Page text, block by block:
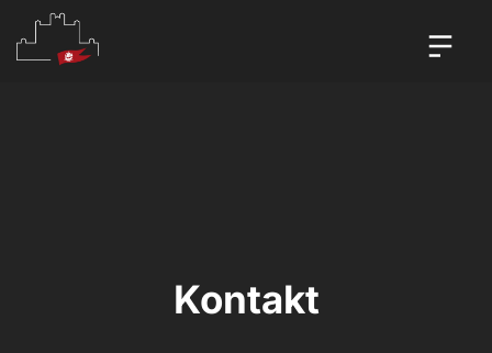
Kontakt